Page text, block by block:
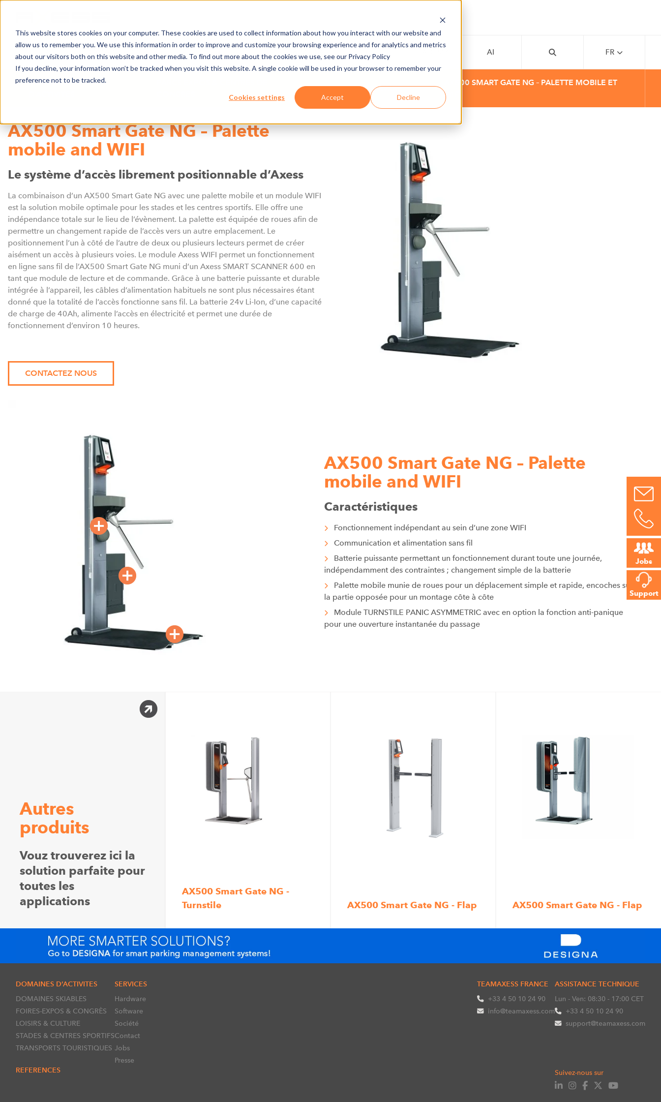
This website stores cookies on your computer. These cookies are used to collect information about how you interact with our website and
allow us to remember you. We use this information in order to improve and customize your browsing experience and for analytics and metrics
about our visitors both on this website and other media. To find out more about the cookies we use, see our Privacy Policy
If you decline, your information won’t be tracked when you visit this website. A single cookie will be used in your browser to remember your
preference not to be tracked.
Cookies settings Accept Decline
ACTUALITÉS DOMAINES D’ACTIVITES SOCIÉTÉ PRESSE & MEDIAS JOBS AI FR
Jobs
Support
AX500 SMART GATE NG – PALETTE MOBILE ET
WIFI
HARDWARE
DOMAINES
AX500 Smart Gate NG – Palette
mobile and WIFI
Le système d’accès librement positionnable d’Axess
La combinaison d’un AX500 Smart Gate NG avec une palette mobile et un module WIFI
est la solution mobile optimale pour les stades et les centres sportifs. Elle offre une
indépendance totale sur le lieu de l’évènement. La palette est équipée de roues afin de
permettre un changement rapide de l’accès vers un autre emplacement. Le
positionnement l’un à côté de l’autre de deux ou plusieurs lecteurs permet de créer
aisément un accès à plusieurs voies. Le module Axess WIFI permet un fonctionnement
en ligne sans fil de l’AX500 Smart Gate NG muni d’un Axess SMART SCANNER 600 en
tant que module de lecture et de commande. Grâce à une batterie puissante et durable
intégrée à l’appareil, les câbles d’alimentation habituels ne sont plus nécessaires étant
donné que la totalité de l’accès fonctionne sans fil. La batterie 24v Li-Ion, d’une capacité
de charge de 40Ah, alimente l’accès en électricité et permet une durée de
fonctionnement d’environ 10 heures.
CONTACTEZ NOUS
AX500 Smart Gate NG – Palette
mobile and WIFI
Caractéristiques
Fonctionnement indépendant au sein d’une zone WIFI
Communication et alimentation sans fil
Batterie puissante permettant un fonctionnement durant toute une journée,
indépendamment des contraintes ; changement simple de la batterie
Palette mobile munie de roues pour un déplacement simple et rapide, encoches sur
la partie opposée pour un montage côte à côte
Module TURNSTILE PANIC ASYMMETRIC avec en option la fonction anti-panique
pour une ouverture instantanée du passage
Autres
produits
Vouz trouverez ici la
solution parfaite pour
toutes les
applications
AX500 Smart Gate NG -
Turnstile
AX500 Smart Gate NG - Flap AX500 Smart Gate NG - Flap
DOMAINES D’ACTIVITES
DOMAINES SKIABLES
FOIRES-EXPOS & CONGRÈS
LOISIRS & CULTURE
STADES & CENTRES SPORTIFS
TRANSPORTS TOURISTIQUES
REFERENCES
SERVICES
Hardware
Software
Société
Contact
Jobs
Presse
TEAMAXESS FRANCE
+33 4 50 10 24 90
info@teamaxess.com
ASSISTANCE TECHNIQUE
Lun - Ven: 08:30 - 17:00 CET
+33 4 50 10 24 90
support@teamaxess.com
Suivez-nous sur